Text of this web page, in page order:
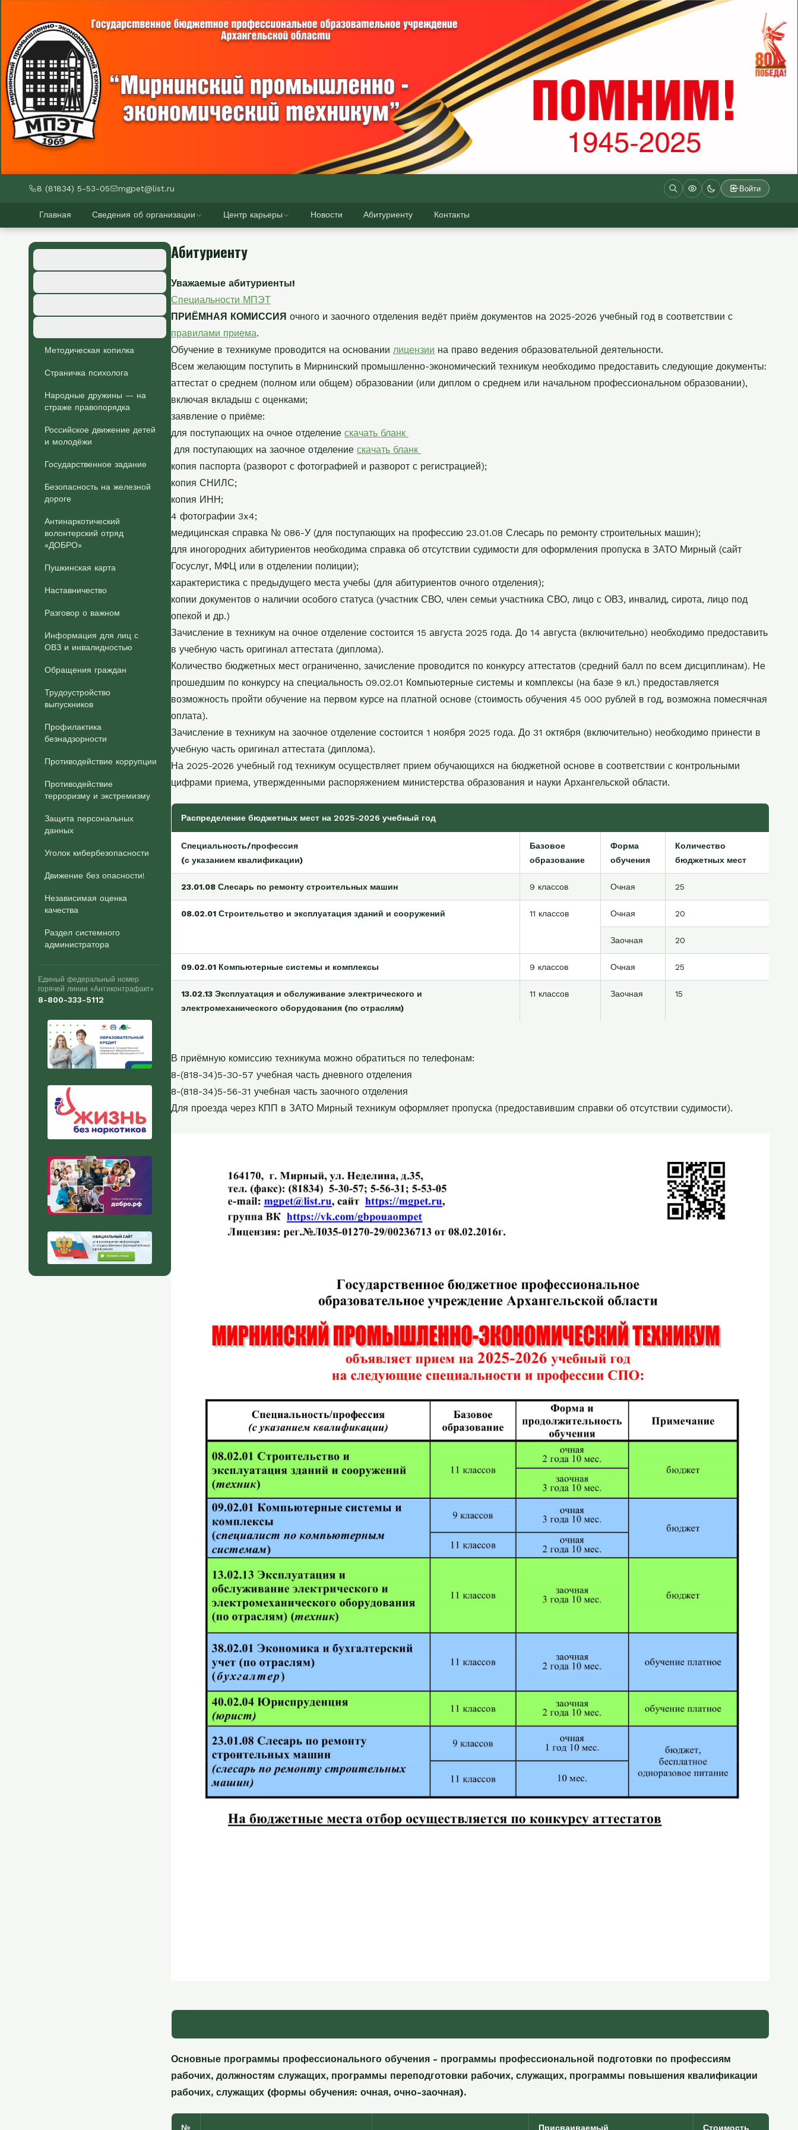
8 (81834) 5-53-05 mgpet@list.ru Войти
Главная Сведения об организации Центр карьеры Новости Абитуриенту Контакты
Методическая копилка
Страничка психолога
Народные дружины — на
страже правопорядка
Российское движение детей
и молодёжи
Государственное задание
Безопасность на железной
дороге
Антинаркотический
волонтерский отряд
«ДОБРО»
Пушкинская карта
Наставничество
Разговор о важном
Информация для лиц с
ОВЗ и инвалидностью
Обращения граждан
Трудоустройство
выпускников
Профилактика
безнадзорности
Противодействие коррупции
Противодействие
терроризму и экстремизму
Защита персональных
данных
Уголок кибербезопасности
Движение без опасности!
Независимая оценка
качества
Раздел системного
администратора
Единый федеральный номер
горячей линии «Антиконтрафакт»
8-800-333-5112
Абитуриенту
Уважаемые абитуриенты!
Специальности МПЭТ
ПРИЁМНАЯ КОМИССИЯ очного и заочного отделения ведёт приём документов на 2025-2026 учебный год в соответствии с
правилами приема.
Обучение в техникуме проводится на основании лицензии на право ведения образовательной деятельности.
Всем желающим поступить в Мирнинский промышленно-экономический техникум необходимо предоставить следующие документы:
аттестат о среднем (полном или общем) образовании (или диплом о среднем или начальном профессиональном образовании),
включая вкладыш с оценками;
заявление о приёме:
для поступающих на очное отделение скачать бланк
для поступающих на заочное отделение скачать бланк
копия паспорта (разворот с фотографией и разворот с регистрацией);
копия СНИЛС;
копия ИНН;
4 фотографии 3x4;
медицинская справка № 086-У (для поступающих на профессию 23.01.08 Слесарь по ремонту строительных машин);
для иногородних абитуриентов необходима справка об отсутствии судимости для оформления пропуска в ЗАТО Мирный (сайт
Госуслуг, МФЦ или в отделении полиции);
характеристика с предыдущего места учебы (для абитуриентов очного отделения);
копии документов о наличии особого статуса (участник СВО, член семьи участника СВО, лицо с ОВЗ, инвалид, сирота, лицо под
опекой и др.)
Зачисление в техникум на очное отделение состоится 15 августа 2025 года. До 14 августа (включительно) необходимо предоставить
в учебную часть оригинал аттестата (диплома).
Количество бюджетных мест ограниченно, зачисление проводится по конкурсу аттестатов (средний балл по всем дисциплинам). Не
прошедшим по конкурсу на специальность 09.02.01 Компьютерные системы и комплексы (на базе 9 кл.) предоставляется
возможность пройти обучение на первом курсе на платной основе (стоимость обучения 45 000 рублей в год, возможна помесячная
оплата).
Зачисление в техникум на заочное отделение состоится 1 ноября 2025 года. До 31 октября (включительно) необходимо принести в
учебную часть оригинал аттестата (диплома).
На 2025-2026 учебный год техникум осуществляет прием обучающихся на бюджетной основе в соответствии с контрольными
цифрами приема, утвержденными распоряжением министерства образования и науки Архангельской области.
Распределение бюджетных мест на 2025-2026 учебный год
Специальность/профессия
(с указанием квалификации)
Базовое
образование
Форма
обучения
Количество
бюджетных мест
23.01.08 Слесарь по ремонту строительных машин 9 классов Очная 25
08.02.01 Строительство и эксплуатация зданий и сооружений 11 классов Очная 20
Заочная 20
09.02.01 Компьютерные системы и комплексы 9 классов Очная 25
13.02.13 Эксплуатация и обслуживание электрического и
электромеханического оборудования (по отраслям)
11 классов Заочная 15
В приёмную комиссию техникума можно обратиться по телефонам:
8-(818-34)5-30-57 учебная часть дневного отделения
8-(818-34)5-56-31 учебная часть заочного отделения
Для проезда через КПП в ЗАТО Мирный техникум оформляет пропуска (предоставившим справки об отсутствии судимости).
Основные программы профессионального обучения - программы профессиональной подготовки по профессиям
рабочих, должностям служащих, программы переподготовки рабочих, служащих, программы повышения квалификации
рабочих, служащих (формы обучения: очная, очно-заочная).
№ Присваиваемый Стоимость